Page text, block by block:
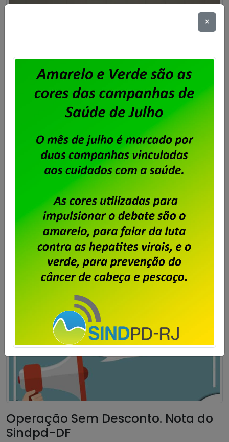
Dataprev decide mudar sua sede
no Rio para o prédio mais caro do
Centro da Cidade
Publicado porImprensa em23/06/2026
A decisão da direção da Dataprev de abandonar
sua sede própria, em Botafogo, para instalar a
empresa em um prédio alugado no Centro do Rio,
leva aos seus empregados e empregadas a angústia
de trabalhar num local extremamente perigoso. Não
há como considerar essa decisão da empresa
apenas pelo ângulo financeiro. Além da questão
financeira, […]
Saiba mais
Operação Sem Desconto. Nota do
Sindpd-DF
×